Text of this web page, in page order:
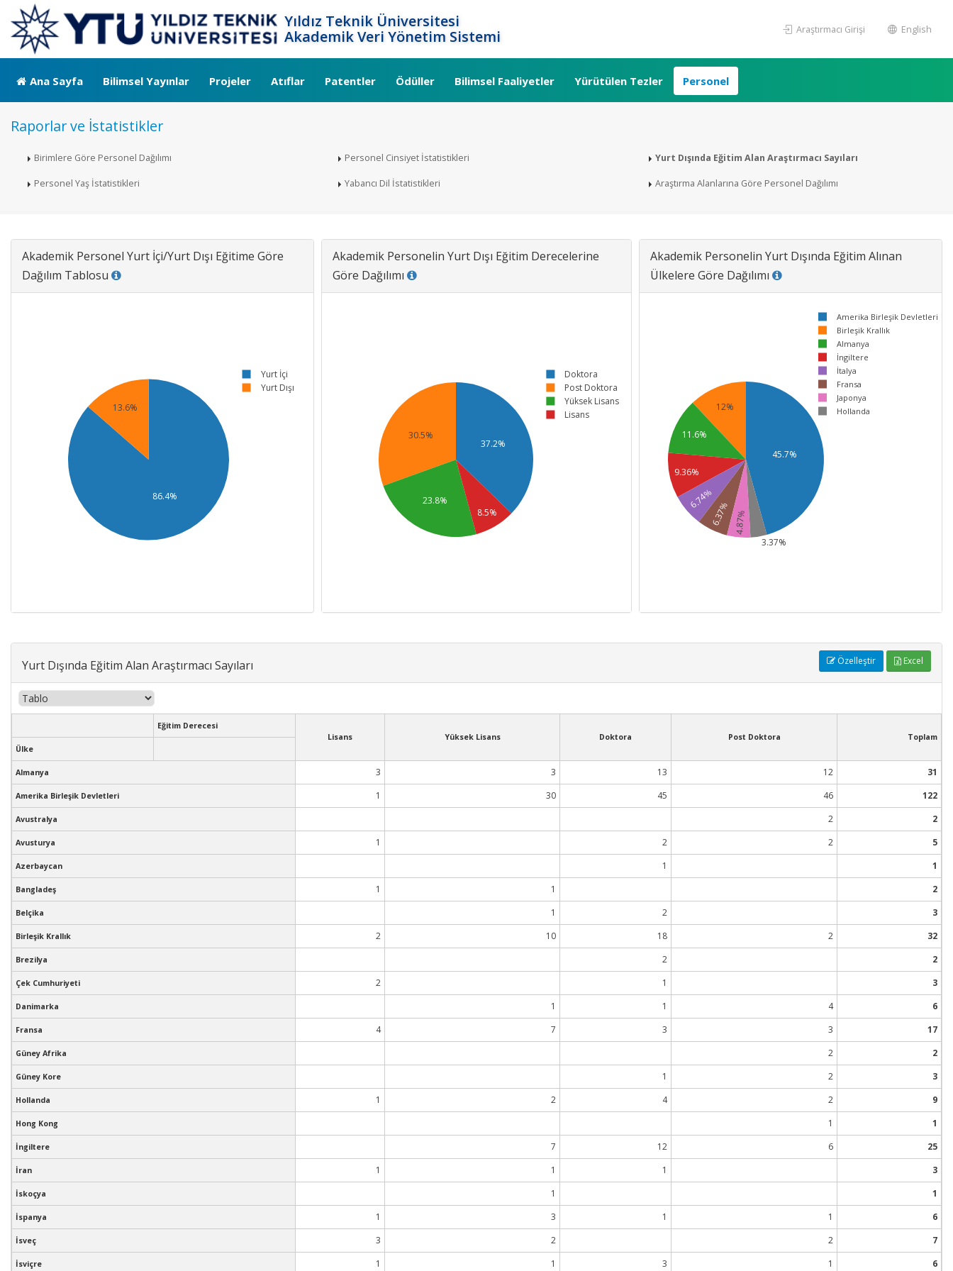
Yıldız Teknik Üniversitesi
Akademik Veri Yönetim Sistemi
Araştırmacı Girişi English
Ana Sayfa Bilimsel Yayınlar Projeler Atıflar Patentler Ödüller Bilimsel Faaliyetler Yürütülen Tezler Personel
Raporlar ve İstatistikler
Birimlere Göre Personel Dağılımı
Personel Yaş İstatistikleri
Personel Cinsiyet İstatistikleri
Yabancı Dil İstatistikleri
Yurt Dışında Eğitim Alan Araştırmacı Sayıları
Araştırma Alanlarına Göre Personel Dağılımı
Akademik Personel Yurt İçi/Yurt Dışı Eğitime Göre
Dağılım Tablosu
86.4%
13.6%
Yurt İçi
Yurt Dışı
Akademik Personelin Yurt Dışı Eğitim Derecelerine
Göre Dağılımı
37.2%
30.5%
23.8%
8.5%
Doktora
Post Doktora
Yüksek Lisans
Lisans
Akademik Personelin Yurt Dışında Eğitim Alınan
Ülkelere Göre Dağılımı
45.7%
12%
11.6%
9.36%
6.74%
6.37% 4.87%
3.37%
Amerika Birleşik Devletleri
Birleşik Krallık
Almanya
İngiltere
İtalya
Fransa
Japonya
Hollanda
Yurt Dışında Eğitim Alan Araştırmacı Sayıları Özelleştir Excel
Eğitim Derecesi
Lisans
Yüksek Lisans Doktora Post Doktora
Toplam
Ülke
Almanya 3 3 13 12 31
Amerika Birleşik Devletleri 1 30 45 46 122
Avustralya 2 2
Avusturya 1 2 2 5
Azerbaycan 1 1
Bangladeş 1 1 2
Belçika 1 2 3
Birleşik Krallık 2 10 18 2 32
Brezilya 2 2
Çek Cumhuriyeti 2 1 3
Danimarka 1 1 4 6
Fransa 4 7 3 3 17
Güney Afrika 2 2
Güney Kore 1 2 3
Hollanda 1 2 4 2 9
Hong Kong 1 1
İngiltere 7 12 6 25
İran 1 1 1 3
İskoçya 1 1
İspanya 1 3 1 1 6
İsveç 3 2 2 7
İsviçre 1 1 3 1 6